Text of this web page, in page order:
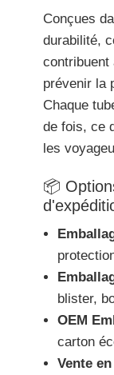
Conçues
durabilité,
contribuent
prévenir la
Chaque
de fois, ce
les
📦
blister,
OEM
carton
Vente